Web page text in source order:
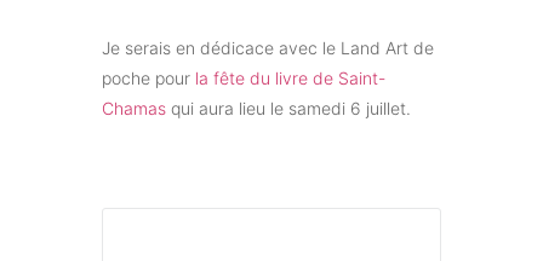
Je serais en dédicace avec le Land Art de
poche pour la fête du livre de Saint-
Chamas qui aura lieu le samedi 6 juillet.